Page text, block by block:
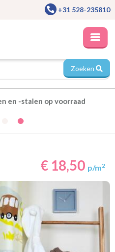
+31 528-235810
Zoeken
leverbaar
€ 18,50 p/m2